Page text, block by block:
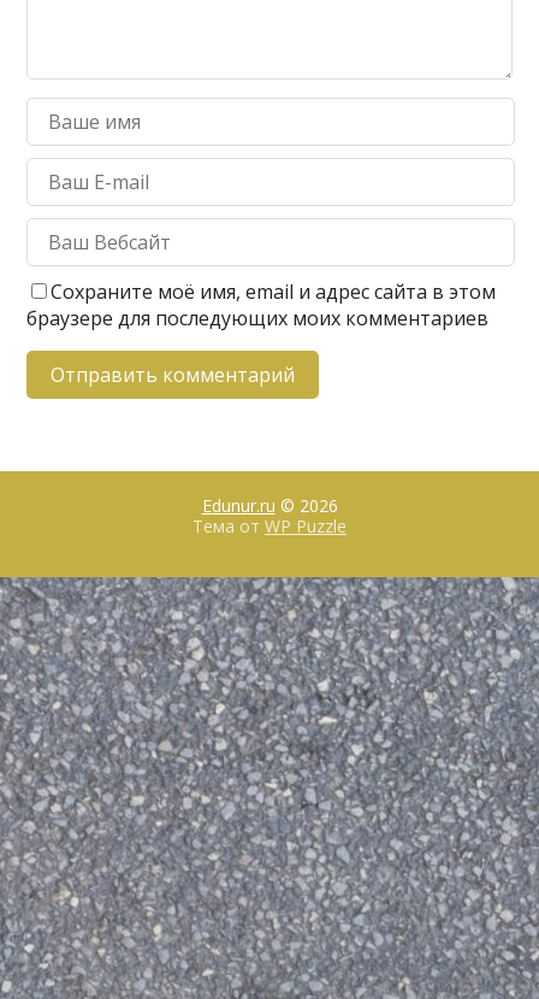
Сохраните моё имя, email и адрес сайта в этом
браузере для последующих моих комментариев
Edunur.ru © 2026
Тема от WP Puzzle